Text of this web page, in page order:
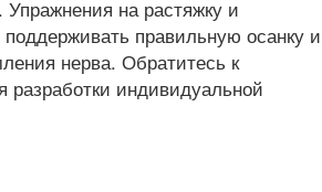
на растяжку и
поддерживать правильную осанку и
нерва. Обратитесь к
разработки индивидуальной